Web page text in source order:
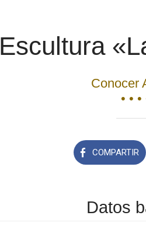
Escultura
Conocer
• • •
COMPARTIR
Datos